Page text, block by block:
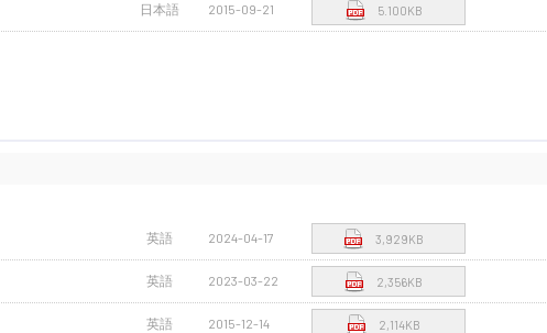
日本語 2015-09-21 5.100KB
英語 2024-04-17 3,929KB
英語 2023-03-22 2,356KB
英語 2015-12-14 2,114KB